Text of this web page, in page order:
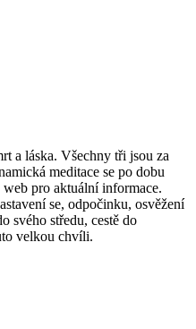
a láska. Všechny tři jsou za
meditace se po dobu
pro aktuální informace.
se, odpočinku, osvěžení
svého středu, cestě do
velkou chvíli.